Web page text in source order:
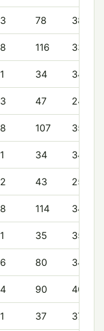
3 78 38.3
8 116 33.5
1 34 34.0
3 47 24.0
8 107 35.9
1 34 34.0
2 43 25.5
8 114 34.6
1 35 35.0
6 80 34.8
4 90 40.8
1 37 37.0